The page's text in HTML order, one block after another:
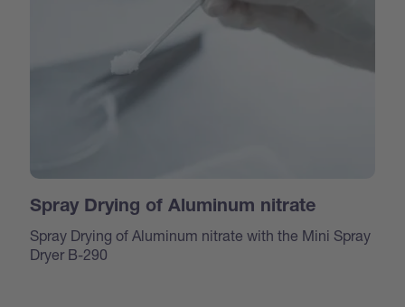
Spray Drying of Aluminum nitrate
Spray Drying of Aluminum nitrate with the Mini Spray
Dryer B-290